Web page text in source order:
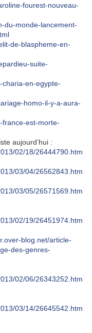
fourest-nouveau-
du-monde-lancement-
de-blaspheme-en-
suite-
charia-en-egypte-
homo-il-y-a-aura-
france-est-morte-
aujourd’hui :
02/18/26444790.htm
03/04/26562843.htm
03/05/26571569.htm
02/19/26451974.htm
blog.net/article-
des-genres-
02/06/26343252.htm
03/14/26645542.htm